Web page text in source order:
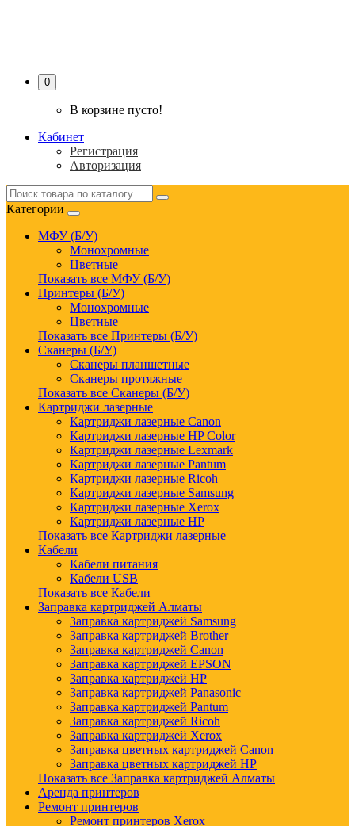
0
В корзине пусто!
Кабинет
Регистрация
Авторизация
Категории
МФУ (Б/У)
Монохромные
Цветные
Показать все МФУ (Б/У)
Принтеры (Б/У)
Монохромные
Цветные
Показать все Принтеры (Б/У)
Сканеры (Б/У)
Сканеры планшетные
Сканеры протяжные
Показать все Сканеры (Б/У)
Картриджи лазерные
Картриджи лазерные Canon
Картриджи лазерные HP Color
Картриджи лазерные Lexmark
Картриджи лазерные Pantum
Картриджи лазерные Ricoh
Картриджи лазерные Samsung
Картриджи лазерные Xerox
Картриджи лазерные HP
Показать все Картриджи лазерные
Кабели
Кабели питания
Кабели USB
Показать все Кабели
Заправка картриджей Алматы
Заправка картриджей Samsung
Заправка картриджей Brother
Заправка картриджей Canon
Заправка картриджей EPSON
Заправка картриджей HP
Заправка картриджей Panasonic
Заправка картриджей Pantum
Заправка картриджей Ricoh
Заправка картриджей Xerox
Заправка цветных картриджей Canon
Заправка цветных картриджей HP
Показать все Заправка картриджей Алматы
Аренда принтеров
Ремонт принтеров
Ремонт принтеров Xerox